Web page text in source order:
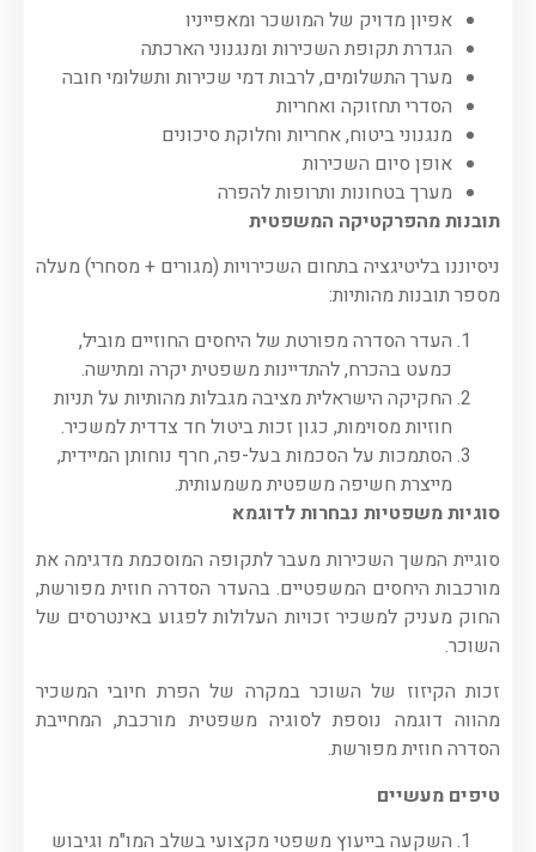
אפיון מדויק של המושכר ומאפייניו
הגדרת תקופת השכירות ומנגנוני הארכתה
מערך התשלומים, לרבות דמי שכירות ותשלומי חובה
הסדרי תחזוקה ואחריות
מנגנוני ביטוח, אחריות וחלוקת סיכונים
אופן סיום השכירות
מערך בטחונות ותרופות להפרה
תובנות מהפרקטיקה המשפטית
ניסיוננו בליטיגציה בתחום השכירויות (מגורים + מסחרי) מעלה
מספר תובנות מהותיות:
העדר הסדרה מפורטת של היחסים החוזיים מוביל,
כמעט בהכרח, להתדיינות משפטית יקרה ומתישה.
החקיקה הישראלית מציבה מגבלות מהותיות על תניות
חוזיות מסוימות, כגון זכות ביטול חד צדדית למשכיר.
הסתמכות על הסכמות בעל-פה, חרף נוחותן המיידית,
מייצרת חשיפה משפטית משמעותית.
סוגיות משפטיות נבחרותלדוגמא
סוגיית המשך השכירות מעבר לתקופה המוסכמת מדגימה את
מורכבות היחסים המשפטיים. בהעדר הסדרה חוזית מפורשת,
החוק מעניק למשכיר זכויות העלולות לפגוע באינטרסים של
השוכר.
זכות הקיזוז של השוכר במקרה של הפרת חיובי המשכיר
מהווה דוגמה נוספת לסוגיה משפטית מורכבת, המחייבת
הסדרה חוזית מפורשת.
טיפים מעשיים
השקעה בייעוץ משפטי מקצועי בשלב המו"מ וגיבוש